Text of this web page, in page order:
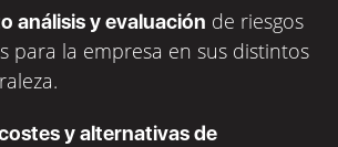
análisis y evaluación de riesgos
para la empresa en sus distintos
y alternativas de